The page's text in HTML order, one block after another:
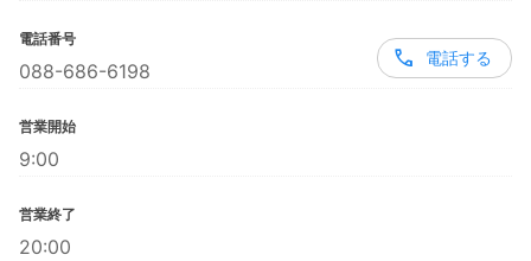
電話番号
088-686-6198
電話する
営業開始
9:00
営業終了
20:00